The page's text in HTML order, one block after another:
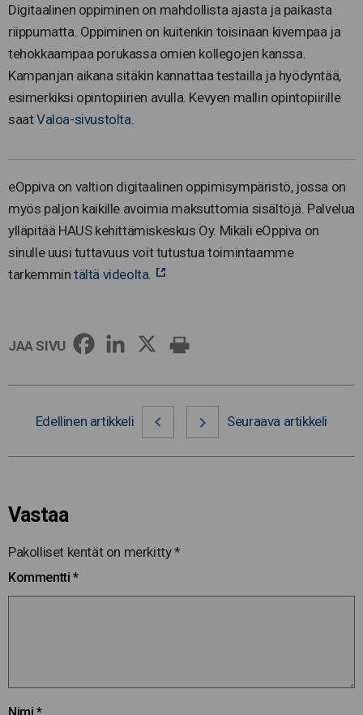
Digitaalinen oppiminen on mahdollista ajasta ja paikasta
riippumatta. Oppiminen on kuitenkin toisinaan kivempaa ja
tehokkaampaa porukassa omien kollegojen kanssa.
Kampanjan aikana sitäkin kannattaa testailla ja hyödyntää,
esimerkiksi opintopiirien avulla. Kevyen mallin opintopiirille
saatValoa-sivustolta.
eOppiva on valtion digitaalinen oppimisympäristö, jossa on
myös paljon kaikille avoimia maksuttomia sisältöjä. Palvelua
ylläpitää HAUS kehittämiskeskus Oy. Mikäli eOppiva on
sinulle uusi tuttavuus voit tutustua toimintaamme
tarkemmin tältä videolta.
JAA SIVU
Edellinen artikkeli Seuraava artikkeli
Vastaa
Pakolliset kentät on merkitty*
Kommentti *
Nimi *